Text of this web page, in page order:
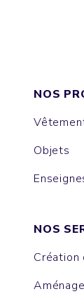
NOS
Objets
NOS
Création